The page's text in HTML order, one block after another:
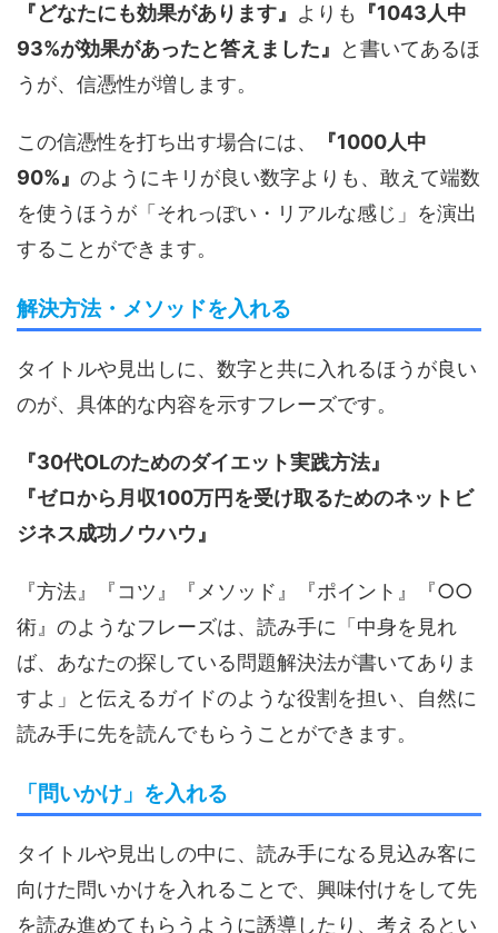
『どなたにも効果があります』 よりも
『1043人中
93%が効果があったと答えました』
と書いてあるほ
うが、信憑性が増します。
この信憑性を打ち出す場合には、
『1000人中
90%』 のようにキリが良い数字よりも、敢えて端数
を使うほうが「それっぽい・リアルな感じ」を演出
することができます。
解決方法・メソッドを入れる
タイトルや見出しに、数字と共に入れるほうが良い
のが、具体的な内容を示すフレーズです。
『30代OLのためのダイエット実践方法』
『ゼロから月収100万円を受け取るためのネットビ
ジネス成功ノウハウ』
『方法』『コツ』『メソッド』『ポイント』『○○
術』のようなフレーズは、読み手に「中身を見れ
ば、あなたの探している問題解決法が書いてありま
すよ」と伝えるガイドのような役割を担い、自然に
読み手に先を読んでもらうことができます。
「問いかけ」を入れる
タイトルや見出しの中に、読み手になる見込み客に
向けた問いかけを入れることで、興味付けをして先
を読み進めてもらうように誘導したり、考えるとい